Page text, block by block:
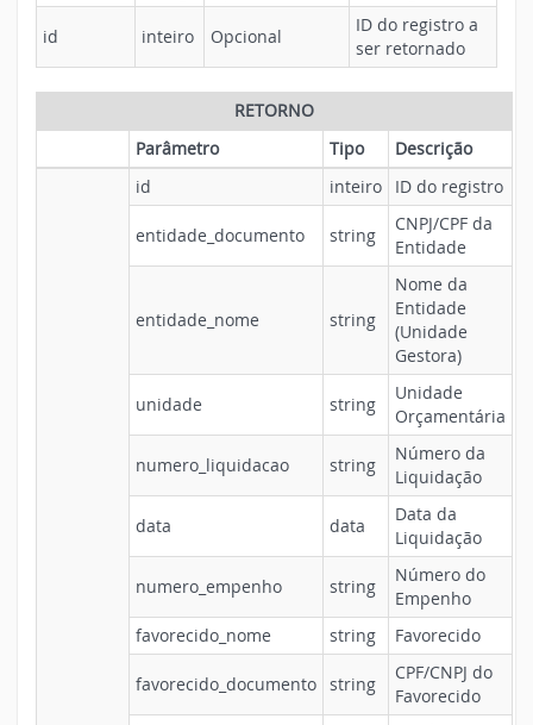
id inteiro Opcional
ID do registro a
ser retornado
RETORNO
Parâmetro
Tipo Descrição
id inteiro ID do registro
entidade_documento string
CNPJ/CPF da
Entidade
entidade_nome string
Nome da
Entidade
(Unidade
Gestora)
unidade string
Unidade
Orçamentária
numero_liquidacao string
Número da
Liquidação
data data
Data da
Liquidação
numero_empenho string
Número do
Empenho
favorecido_nome
string Favorecido
favorecido_documento string
CPF/CNPJ do
Favorecido